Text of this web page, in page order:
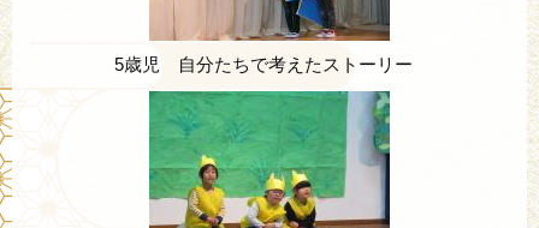
5歳児 自分たちで考えたストーリー